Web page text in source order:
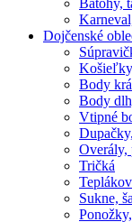
Dojčenské
Body
Body
Vtipné
Overály,
Tričká
Sukne,